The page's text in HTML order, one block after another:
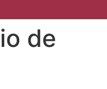
de